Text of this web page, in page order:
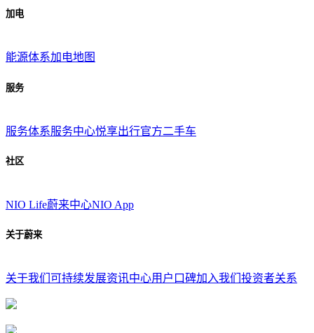
加电
能源体系加电地图
服务
服务体系服务中心悦享出行官方二手车
社区
NIO Life蔚来中心NIO App
关于蔚来
关于我们 可持续发展资讯中心用户口碑加入我们 投资者关系